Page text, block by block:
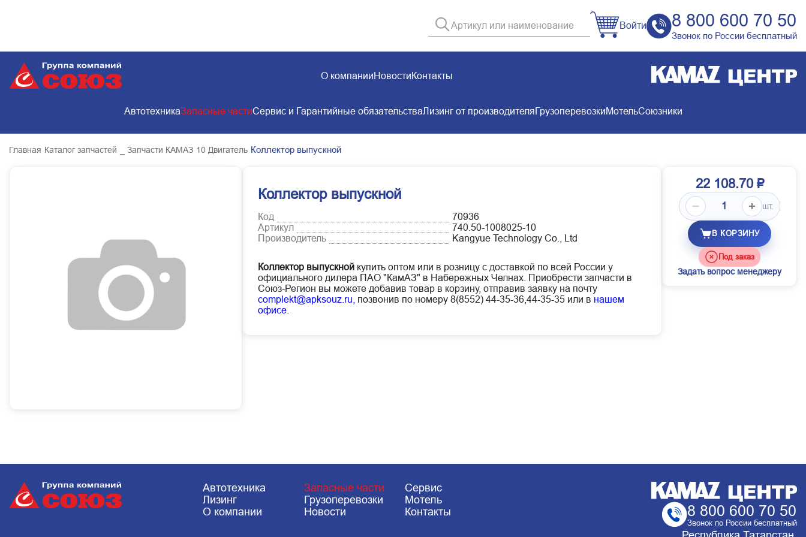
Войти 8 800 600 70 50
Звонок по России бесплатный
О компанииНовостиКонтакты
АвтотехникаЗапасные частиСервис и Гарантийные обязательстваЛизинг от производителяГрузоперевозкиМотельСоюзники
Главная Каталог запчастей _ Запчасти КАМАЗ 10 Двигатель Коллектор выпускной
Коллектор выпускной
Код
70936
Артикул
740.50-1008025-10
Производитель
Kangyue Technology Co., Ltd
Коллектор выпускной купить оптом или в розницу с доставкой по всей России у
официального дилера ПАО "КамАЗ" в Набережных Челнах. Приобрести запчасти в
Союз-Регион вы можете добавив товар в корзину, отправив заявку на почту
complekt@apksouz.ru, позвонив по номеру 8(8552) 44-35-36,44-35-35 или в нашем
офисе
22 108.70 ₽
шт.
В КОРЗИНУ
Под заказ
Задать вопрос менеджеру
Автотехника Запасные части
Сервис
Лизинг
Грузоперевозки
Мотель
О компании
Новости Контакты 8 800 600 70 50
Звонок по России бесплатный